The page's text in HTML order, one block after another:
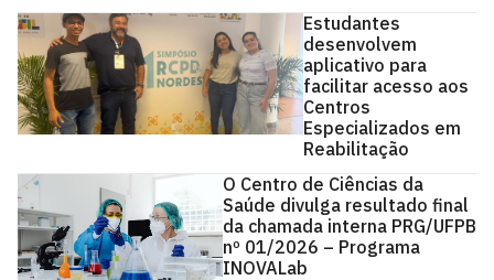
Estudantes
desenvolvem
aplicativo para
facilitar acesso aos
Centros
Especializados em
Reabilitação
O Centro de Ciências da
Saúde divulga resultado final
da chamada interna PRG/UFPB
nº 01/2026 – Programa
INOVALab